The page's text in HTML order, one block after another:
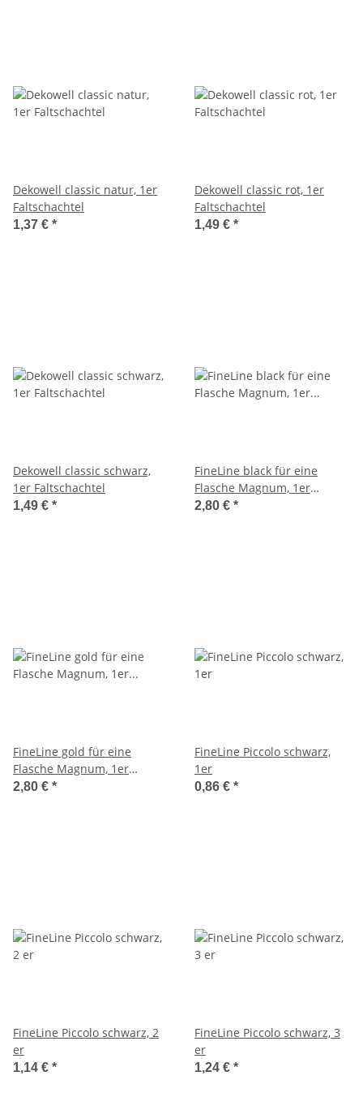
Dekowell classic natur, 1er
Faltschachtel
1,37 € *
Dekowell classic rot, 1er
Faltschachtel
1,49 € *
Dekowell classic schwarz,
1er Faltschachtel
1,49 € *
FineLine black für eine
Flasche Magnum, 1er
Faltschachtel
2,80 € *
FineLine gold für eine
Flasche Magnum, 1er
Faltschachtel
2,80 € *
FineLine Piccolo schwarz,
1er
0,86 € *
FineLine Piccolo schwarz, 2
er
1,14 € *
FineLine Piccolo schwarz, 3
er
1,24 € *